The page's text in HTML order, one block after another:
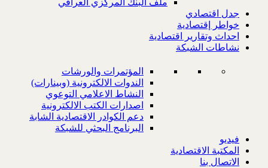
ملف البنك المركزي العراقي
جدل اقتصادي
خواطر إقتصادية
احداث وتقارير اقتصادية
نشاطات الشبكة
المؤتمرات والورشات
الندوات الالكترونية (وبينارات)
النشاط الاعلامي التوعوي
اصدارات الكتب الالكترونية
دعم الكوادر الاقتصادية الشابة
البرنامج البحثي للشبكة
فيديو
المكتبة الاقتصادية
الاتصال بنا